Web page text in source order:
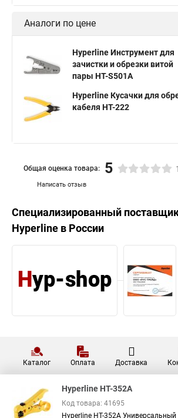
Аналоги по цене
Hyperline Инструмент для
зачистки и обрезки витой
пары HT-S501A
Hyperline Кусачки для
кабеля HT-222
Написать отзыв
Общая оценка товара: 5 1
Специализированный
Hyperline в России
Каталог Оплата Доставка
Hyperline HT-352A
Код товара: 41695
Hyperline HT-352A